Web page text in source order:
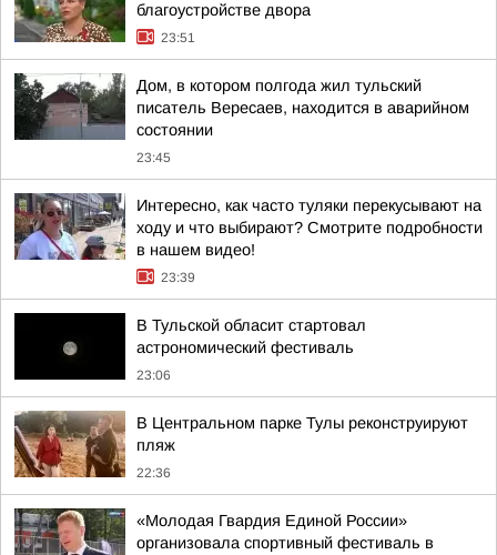
благоустройстве двора
23:51
Дом, в котором полгода жил тульский
писатель Вересаев, находится в аварийном
состоянии
23:45
Интересно, как часто туляки перекусывают на
ходу и что выбирают? Смотрите подробности
в нашем видео!
23:39
В Тульской обласит стартовал
астрономический фестиваль
23:06
В Центральном парке Тулы реконструируют
пляж
22:36
«Молодая Гвардия Единой России»
организовала спортивный фестиваль в